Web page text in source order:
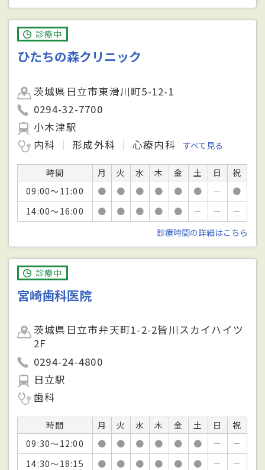
診療中
ひたちの森クリニック
茨城県日立市東滑川町5-12-1
0294-32-7700
小木津駅
内科
形成外科 心療内科 すべて見る
時間 月 火 水 木 金 土 日
祝
09:00～11:00
● ● ● ● ● ● －
●
14:00～16:00
● ● ● ● ● － －
－
診療時間の詳細はこちら
診療中
宮崎歯科医院
茨城県日立市弁天町1-2-2皆川スカイハイツ
2F
0294-24-4800
日立駅
歯科
時間 月 火 水 木 金 土 日
祝
09:30～12:00
● ● ● ● ● ● －
－
14:30～18:15
● ● ● ● ● ● － －